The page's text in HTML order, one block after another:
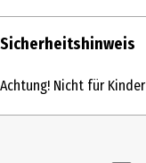
Inhalt
Produkttyp
Sicherheitshinweis
Achtung! Nicht für